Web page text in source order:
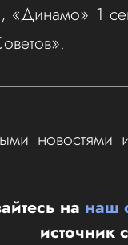
«Динамо» 1
на наш
источник